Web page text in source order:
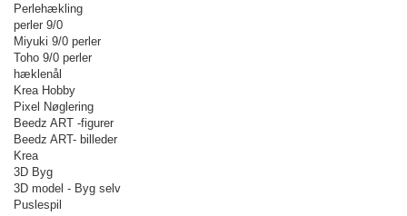
Perlehækling
perler 9/0
Miyuki 9/0 perler
Toho 9/0 perler
hæklenål
Krea Hobby
Pixel Nøglering
Beedz ART -figurer
Beedz ART- billeder
Krea
3D Byg
3D model - Byg selv
Puslespil